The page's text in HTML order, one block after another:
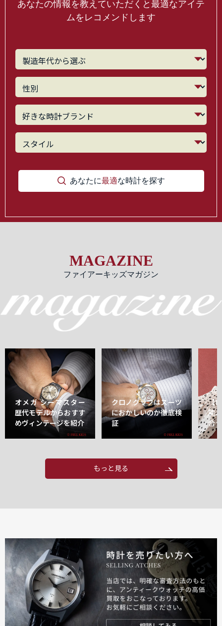
あなたの情報を教えていただくと最適なアイテ
ムをレコメンドします
あなたに最適な時計を探す
MAGAZINE
ファイアーキッズマガジン
オメガ シーマスター
歴代モデルからおすす
めヴィンテージを紹介
クロノグラフはスーツ
におかしいのか徹底検
証
【
能
合
もっと見る